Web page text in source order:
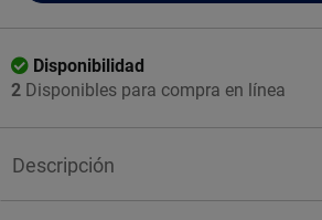
Disponibilidad
2 Disponibles para compra en línea
Descripción